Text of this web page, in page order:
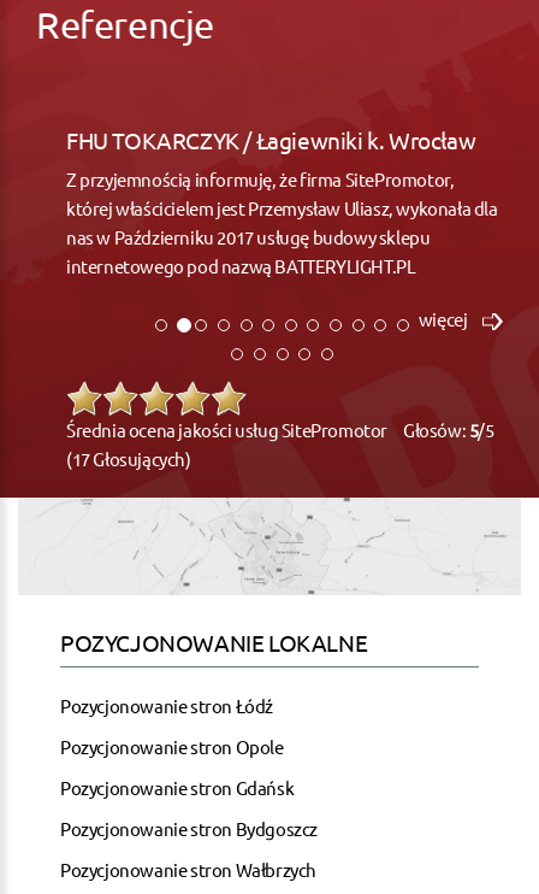
Referencje
FHU TOKARCZYK / Łagiewniki k. Wrocław
Z przyjemnością informuję, że firma SitePromotor,
której właścicielem jest Przemysław Uliasz, wykonała dla
nas w Październiku 2017 usługę budowy sklepu
internetowego pod nazwą BATTERYLIGHT.PL
więcej
Średnia ocena jakości usług SitePromotor Głosów: 5/5
(17 Głosujących)
POZYCJONOWANIE LOKALNE
Pozycjonowanie stron Łódź
Pozycjonowanie stron Opole
Pozycjonowanie stron Gdańsk
Pozycjonowanie stron Bydgoszcz
Pozycjonowanie stron Wałbrzych